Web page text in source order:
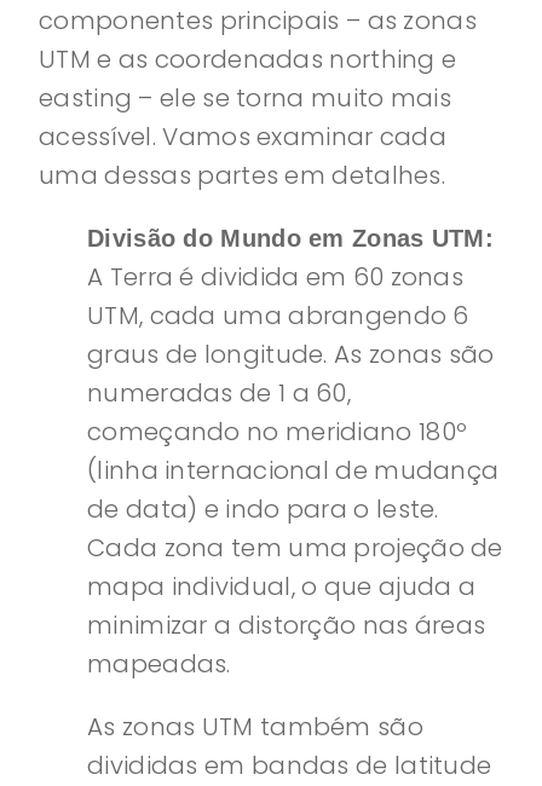
componentes principais – as zonas
UTM e as coordenadas northing e
easting – ele se torna muito mais
acessível. Vamos examinar cada
uma dessas partes em detalhes.
Divisão do Mundo em Zonas UTM:
A Terra é dividida em 60 zonas
UTM, cada uma abrangendo 6
graus de longitude. As zonas são
numeradas de 1 a 60,
começando no meridiano 180º
(linha internacional de mudança
de data) e indo para o leste.
Cada zona tem uma projeção de
mapa individual, o que ajuda a
minimizar a distorção nas áreas
mapeadas.
As zonas UTM também são
divididas em bandas de latitude